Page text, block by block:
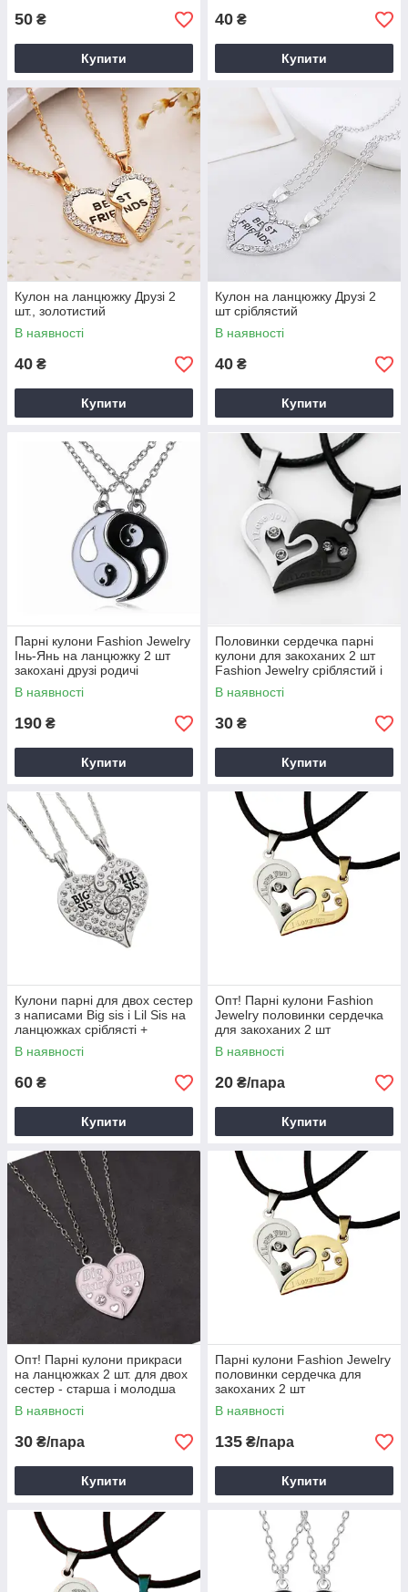
50 ₴
Купити
40 ₴
Купити
Кулон на ланцюжку Друзі 2
шт., золотистий
В наявності
40 ₴
Купити
Кулон на ланцюжку Друзі 2
шт сріблястий
В наявності
40 ₴
Купити
Парні кулони Fashion Jewelry
Інь-Янь на ланцюжку 2 шт
закохані друзі родичі
В наявності
190 ₴
Купити
Половинки сердечка парні
кулони для закоханих 2 шт
Fashion Jewelry сріблястий і
чорний
В наявності
30 ₴
Купити
Кулони парні для двох сестер
з написами Big sis і Lil Sis на
ланцюжках сріблясті +
подарунок
В наявності
60 ₴
Купити
Опт! Парні кулони Fashion
Jewelry половинки сердечка
для закоханих 2 шт
В наявності
20 ₴/пара
Купити
Опт! Парні кулони прикраси
на ланцюжках 2 шт. для двох
сестер - старша і молодша
В наявності
30 ₴/пара
Купити
Парні кулони Fashion Jewelry
половинки сердечка для
закоханих 2 шт
В наявності
135 ₴/пара
Купити